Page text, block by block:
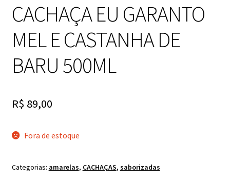
CACHAÇA EU GARANTO
MEL E CASTANHA DE
BARU 500ML
R$ 89,00
Fora de estoque
Categorias: amarelas, CACHAÇAS, saborizadas